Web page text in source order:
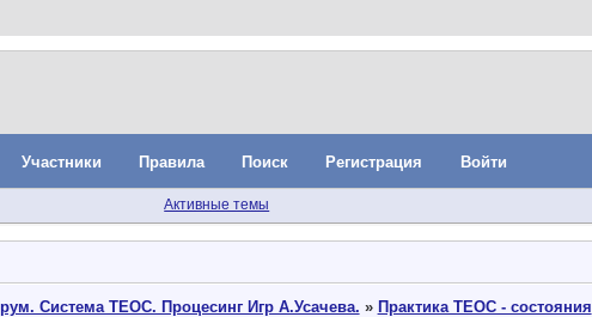
Участники Правила Поиск Регистрация Войти
Активные темы
Система ТЕОС. Процесинг Игр А.Усачева. » Практика ТЕОС - состояния